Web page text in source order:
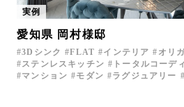
実例
愛知県 岡村様邸
3Dシンク FLAT インテリア オリ
ステンレスキッチン
トータルコーデ
マンション
モダン ラグジュアリー